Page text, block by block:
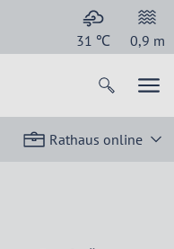
31 ℃ 0,9 m
Rathaus online